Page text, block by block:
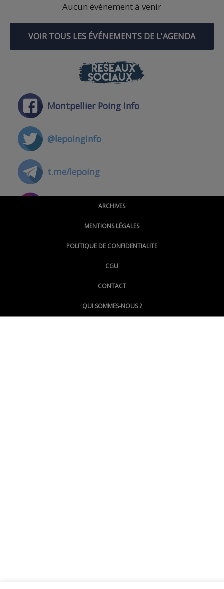
Aucun événement à venir
VOIR TOUS LES ÉVÉNEMENTS DE L'AGENDA
RÉSEAUX
SOCIAUX
Montpellier Poing Info
@lepoinginfo
t.me/lepoing
@montpellierpoinginfo
@LePoingMontpellier
ARCHIVES
MENTIONS LÉGALES
POLITIQUE DE CONFIDENTIALITE
CGU
CONTACT
QUI SOMMES-NOUS ?